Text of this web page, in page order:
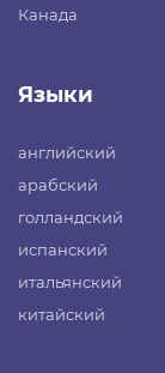
Канада
Языки
английский
арабский
голландский
испанский
итальянский
китайский